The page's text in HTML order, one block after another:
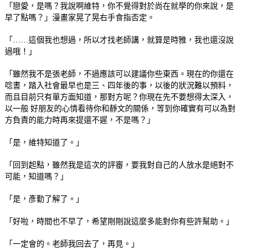
「戀愛，是嗎？我說啊維特，你不覺得對於尚在就學的你來說，是
早了點嗎？」漫畫家晃了晃右手食指否定。
「……這個我也想過，所以才找老師講，就算是時雅，我也還沒說
過哦！」
「雖然我不是張老師，不過應該可以建議你些東西。現在的你還在
唸書，踏入社會最早也是三、四年後的事，以後的狀況難以預料，
而且目前只有單方面知道，那對方呢？你現在先不要想得太深入，
以一般 好朋友的心情看待你和靜文的關係，等到你確實有可以為對
方負責的能力時再來提還不遲，不是嗎？」
「是，維特知道了。」
「回到起點，雖然我是這次的評審，要我對自己的人放水是絕對不
可能，知道嗎？」
「是，彥勤了解了。」
「好啦，時間也不早了，希望剛剛說這麼多能對你有些許幫助。」
「一定會的。老師我回去了，再見。」